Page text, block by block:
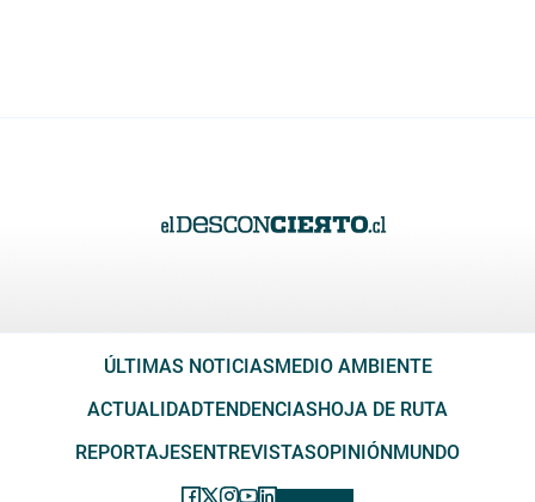
ÚLTIMAS NOTICIASMEDIO AMBIENTE
ACTUALIDADTENDENCIASHOJA DE RUTA
REPORTAJESENTREVISTASOPINIÓNMUNDO